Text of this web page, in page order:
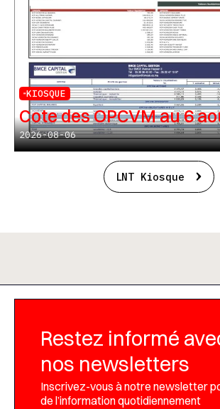
KIOSQUE
Cote des OPCVM au 6
2026-08-06
LNT Kiosque
Restez informé
nos newsletters
Inscrivez-vous à notre newsletter
de l’information quotidiennement